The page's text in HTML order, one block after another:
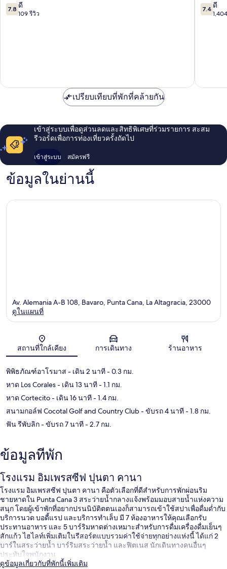
เมี่
ยม
7.8
จาก
7.8 ดี
109 รีวิว
Bávaro
7.4
จาก
7.4 ดี
เปรียบเทียบที่พักที่คล้ายกัน
เข้าสู่ระบบเพื่อดูส่วนลดและสิทธิพิเศษที่ร่วมรายการ สะสม
รีวอร์ดเพื่อการท่องเที่ยวครั้งถัดไป
เข้าสู่ระบบ สมัครฟรี
ข้อมูลในย่านนี้
แผนที่
Av. Alemania A-B 108, Bavaro, Punta Cana, La Altagracia, 23000
ดูในแผนที่
สถานที่ใกล้เคียง การเดินทาง ร้านอาหาร
พิพิธภัณฑ์อาโรมาส - เดิน 2 นาที- 0.3 กม.
หาด Los Corales- เดิน 13 นาที- 1.1 กม.
หาด Cortecito- เดิน 16 นาที- 1.4 กม.
สนามกอล์ฟ Cocotal Golf and Country Club- ขับรถ 4 นาที- 1.8 กม.
ฟัน รีพับลิก- ขับรถ 7 นาที- 2.7 กม.
ข้อมูลที่พัก
โรงแรม อิมเพรสซีฟ ปุนตา คานา
โรงแรม อิมเพรสซีฟ ปุนตา คานา คือตัวเลือกที่ดีสำหรับการพักผ่อนริม
ชายหาดใน Punta Cana 3 สระว่ายน้ำกลางแจ้งพร้อมมอบสายน้ำแห่งความ
สนุก โดยผู้เข้าพักที่อยากปรนนิบัติตตนเองก็สามารถเข้าใช้สปาเพื่อดื่มด่ำกับ
บริการนวด บอดี้แรป และบริการทำเล็บ มี 7 ห้องอาหารให้คุณเลือกรับ
ประทานอาหาร และ 5 บาร์ริมหาดต่างเหมาะสำหรับการดื่มเครื่องดื่มเย็นๆ
สักแก้ว ไฮไลท์เพิ่มเติมในรีสอร์ตแบบรวมค่าใช้จ่ายทุกอย่างแห่งนี้ ได้แก่ 2
บาร์ในสระว่ายน้ำ บาร์ริมสระว่ายน้ำ และฟิตเนส นักเดินทางคนอื่นๆ
ประทับใจพนักงาน
ดูข้อมูลเกี่ยวกับที่พักนี้เพิ่มเติม